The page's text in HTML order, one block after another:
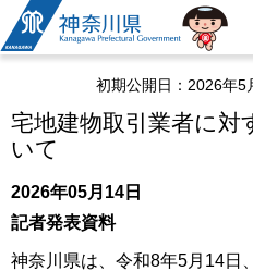
神奈川県
初期公開日：2026年5
宅地建物取引業者に対
いて
2026年05月14日
記者発表資料
神奈川県は、令和8年5月14日